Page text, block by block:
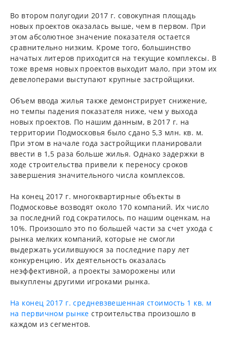
Во втором полугодии 2017 г. совокупная площадь
новых проектов оказалась выше, чем в первом. При
этом абсолютное значение показателя остается
сравнительно низким. Кроме того, большинство
начатых литеров приходится на текущие комплексы. В
тоже время новых проектов выходит мало, при этом их
девелоперами выступают крупные застройщики.
Объем ввода жилья также демонстрирует снижение,
но темпы падения показателя ниже, чем у выхода
новых проектов. По нашим данным, в 2017 г. на
территории Подмосковья было сдано 5,3 млн. кв. м.
При этом в начале года застройщики планировали
ввести в 1,5 раза больше жилья. Однако задержки в
ходе строительства привели к переносу сроков
завершения значительного числа комплексов.
На конец 2017 г. многоквартирные объекты в
Подмосковье возводят около 170 компаний. Их число
за последний год сократилось, по нашим оценкам, на
10%. Произошло это по большей части за счет ухода с
рынка мелких компаний, которые не смогли
выдержать усилившуюся за последние пару лет
конкуренцию. Их деятельность оказалась
неэффективной, а проекты заморожены или
выкуплены другими игроками рынка.
На конец 2017 г. средневзвешенная стоимость 1 кв. м
на первичном рынке строительства произошло в
каждом из сегментов.